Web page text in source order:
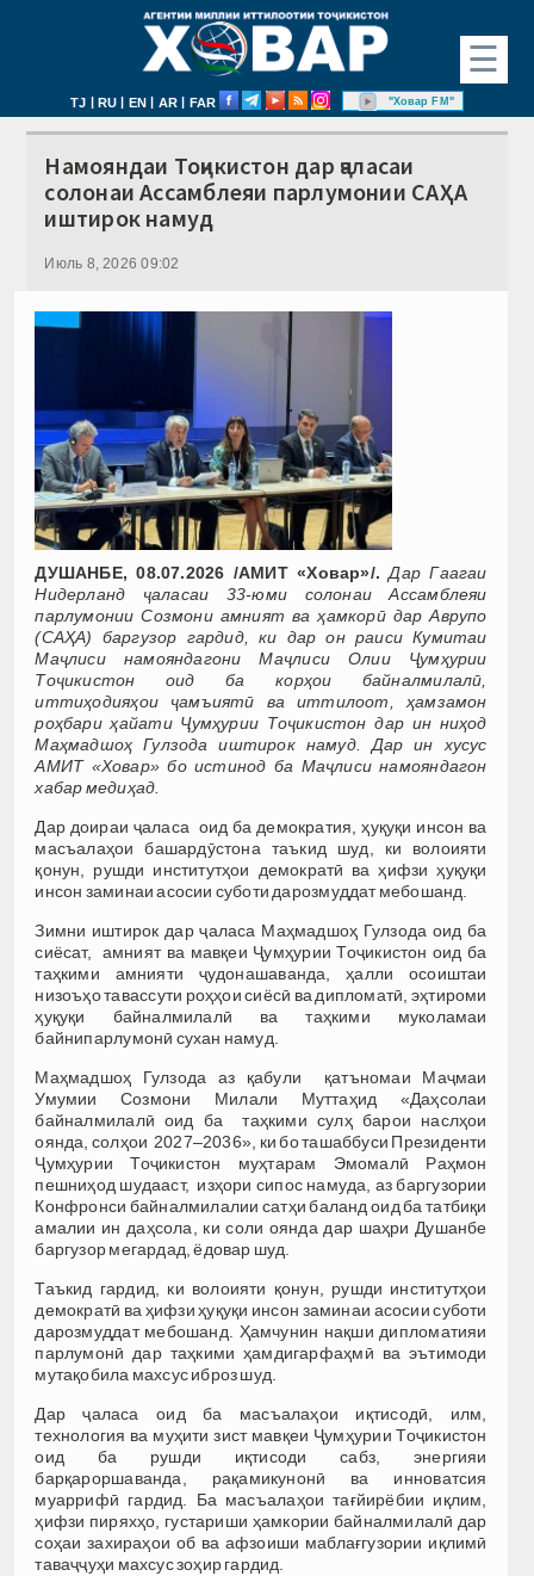
☰
TJ | RU | EN | AR | FAR "Ховар FM"
Намояндаи Тоҷикистон дар ҷаласаи
солонаи Ассамблеяи парлумонии САҲА
иштирок намуд
Июль 8, 2026 09:02
ДУШАНБЕ, 08.07.2026 /АМИТ «Ховар»/.Дар Гаагаи
Нидерланд ҷаласаи 33-юми солонаи Ассамблеяи
парлумонии Созмони амният ва ҳамкорӣ дар Аврупо
(САҲА) баргузор гардид, ки дар он раиси Кумитаи
Маҷлиси намояндагони Маҷлиси Олии Ҷумҳурии
Тоҷикистон оид ба корҳои байналмилалӣ,
иттиҳодияҳои ҷамъиятӣ ва иттилоот, ҳамзамон
роҳбари ҳайати Ҷумҳурии Тоҷикистон дар ин ниҳод
Маҳмадшоҳ Гулзода иштирок намуд. Дар ин хусус
АМИТ «Ховар» бо истинод ба Маҷлиси намояндагон
хабар медиҳад.
Дар доираи ҷаласа оид ба демократия, ҳуқуқи инсон ва
масъалаҳои башардӯстона таъкид шуд, ки волоияти
қонун, рушди институтҳои демократӣ ва ҳифзи ҳуқуқи
инсон заминаи асосии суботи дарозмуддат мебошанд.
Зимни иштирок дар ҷаласа Маҳмадшоҳ Гулзода оид ба
сиёсат, амният ва мавқеи Ҷумҳурии Тоҷикистон оид ба
таҳкими амнияти ҷудонашаванда, ҳалли осоиштаи
низоъҳо тавассути роҳҳои сиёсӣ ва дипломатӣ, эҳтироми
ҳуқуқи байналмилалӣ ва таҳкими муколамаи
байнипарлумонӣ сухан намуд.
Маҳмадшоҳ Гулзода аз қабули қатъномаи Маҷмаи
Умумии Созмони Милали Муттаҳид «Даҳсолаи
байналмилалӣ оид ба таҳкими сулҳ барои наслҳои
оянда, солҳои 2027–2036», ки бо ташаббуси Президенти
Ҷумҳурии Тоҷикистон муҳтарам Эмомалӣ Раҳмон
пешниҳод шудааст, изҳори сипос намуда, аз баргузории
Конфронси байналмилалии сатҳи баланд оид ба татбиқи
амалии ин даҳсола, ки соли оянда дар шаҳри Душанбе
баргузор мегардад, ёдовар шуд.
Таъкид гардид, ки волоияти қонун, рушди институтҳои
демократӣ ва ҳифзи ҳуқуқи инсон заминаи асосии суботи
дарозмуддат мебошанд. Ҳамчунин нақши дипломатияи
парлумонӣ дар таҳкими ҳамдигарфаҳмӣ ва эътимоди
мутақобила махсус иброз шуд.
Дар ҷаласа оид ба масъалаҳои иқтисодӣ, илм,
технология ва муҳити зист мавқеи Ҷумҳурии Тоҷикистон
оид ба рушди иқтисоди сабз, энергияи
барқароршаванда, рақамикунонӣ ва инноватсия
муаррифӣ гардид. Ба масъалаҳои тағйирёбии иқлим,
ҳифзи пиряхҳо, густариши ҳамкории байналмилалӣ дар
соҳаи захираҳои об ва афзоиши маблағгузории иқлимӣ
таваҷҷуҳи махсус зоҳир гардид.